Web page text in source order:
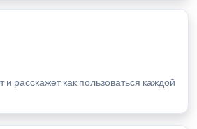
расскажет как пользоваться каждой